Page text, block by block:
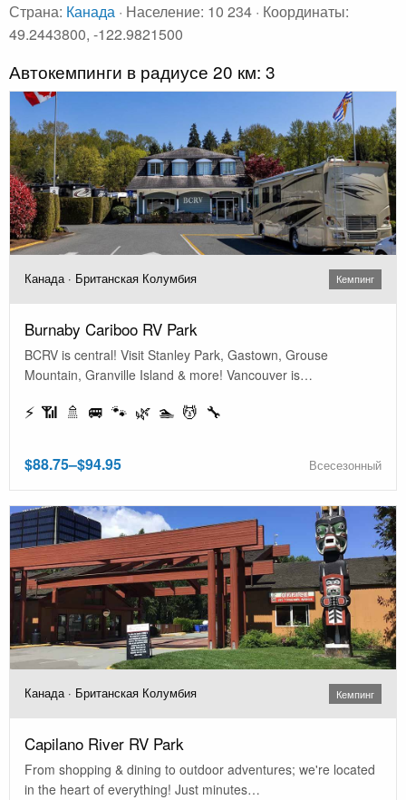
Страна: Канада · Население: 10 234 · Координаты:
49.2443800, -122.9821500
Автокемпинги в радиусе 20 км: 3
Канада · Британская Колумбия Кемпинг
Burnaby Cariboo RV Park
BCRV is central! Visit Stanley Park, Gastown, Grouse
Mountain, Granville Island & more! Vancouver is…
⚡ 📶 🚿 🚐 🐾 🌿 🏊 💆 🔧
$88.75–$94.95 Всесезонный
Канада · Британская Колумбия Кемпинг
Capilano River RV Park
From shopping & dining to outdoor adventures; we're located
in the heart of everything! Just minutes…